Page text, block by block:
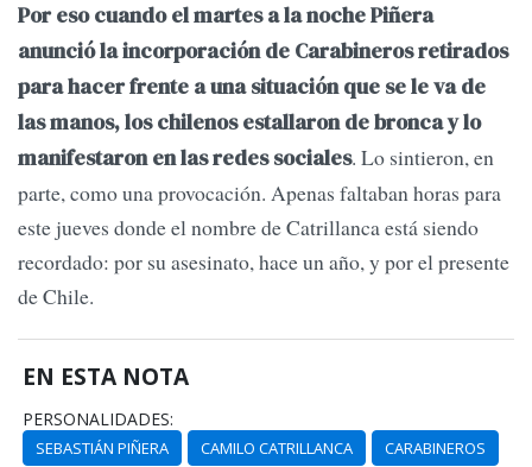
Por eso cuando el martes a la noche Piñera
anunció la incorporación de Carabineros retirados
para hacer frente a una situación que se le va de
las manos, los chilenos estallaron de bronca y lo
manifestaron en las redes sociales. Lo sintieron, en
parte, como una provocación. Apenas faltaban horas para
este jueves donde el nombre de Catrillanca está siendo
recordado: por su asesinato, hace un año, y por el presente
de Chile.
EN ESTA NOTA
PERSONALIDADES:
SEBASTIÁN PIÑERA CAMILO CATRILLANCA CARABINEROS